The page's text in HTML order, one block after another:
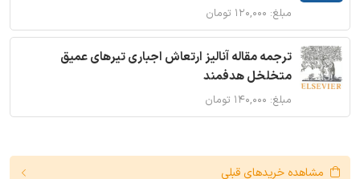
مبلغ: ۱۲۰,۰۰۰ تومان
ترجمه مقاله آنالیز ارتعاش اجباری تیرهای عمیق
متخلخل هدفمند
مبلغ: ۱۴۰,۰۰۰ تومان
مشاهده خریدهای قبلی